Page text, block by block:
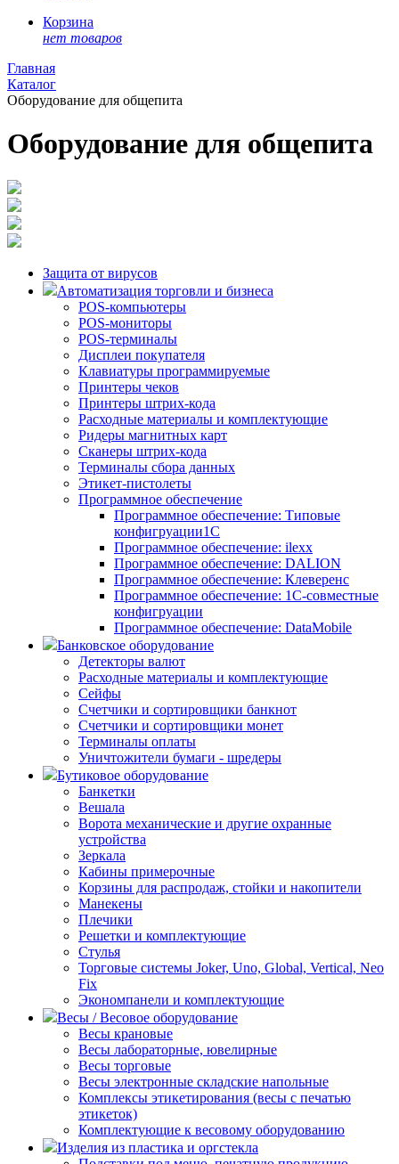
Корзина
нет товаров
Главная
Каталог
Оборудование для общепита
Оборудование для общепита
Защита от вирусов
Автоматизация торговли и бизнеса
POS-компьютеры
POS-мониторы
POS-терминалы
Дисплеи покупателя
Клавиатуры программируемые
Принтеры чеков
Принтеры штрих-кода
Расходные материалы и комплектующие
Ридеры магнитных карт
Сканеры штрих-кода
Терминалы сбора данных
Этикет-пистолеты
Программное обеспечение
Программное обеспечение: Типовые
конфигруации1С
Программное обеспечение: ilexx
Программное обеспечение: DALION
Программное обеспечение: Клеверенс
Программное обеспечение: 1С-совместные
конфигруации
Программное обеспечение: DataMobile
Банковское оборудование
Детекторы валют
Расходные материалы и комплектующие
Сейфы
Счетчики и сортировщики банкнот
Счетчики и сортировщики монет
Терминалы оплаты
Уничтожители бумаги - шредеры
Бутиковое оборудование
Банкетки
Вешала
Ворота механические и другие охранные
устройства
Зеркала
Кабины примерочные
Корзины для распродаж, стойки и накопители
Манекены
Плечики
Решетки и комплектующие
Стулья
Торговые системы Joker, Uno, Global, Vertical, Neo
Fix
Экономпанели и комплектующие
Весы / Весовое оборудование
Весы крановые
Весы лабораторные, ювелирные
Весы торговые
Весы электронные складские напольные
Комплексы этикетирования (весы с печатью
этикеток)
Комплектующие к весовому оборудованию
Изделия из пластика и оргстекла